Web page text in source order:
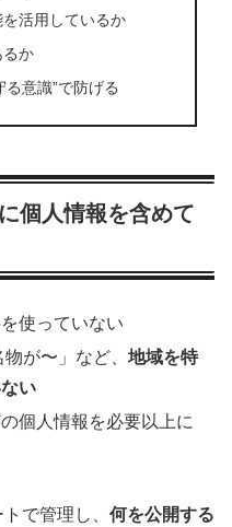
活用しているか
か
る意識”で防げる
個人情報を含めて
使っていない
物が〜」など、地域を特
い
個人情報を必要以上に
で管理し、 何を公開する